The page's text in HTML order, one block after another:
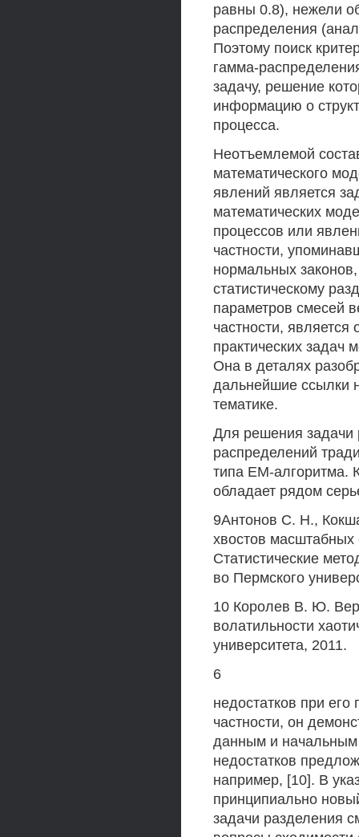
равны 0.8), нежели
распределения
Поэтому поиск
гамма-
задачу, решение
информацию о
процесса.
Неотъемлемой
математического
явлений является
математических
процессов или
частности,
нормальных
статистическому
параметров смесей
частности,
практических задач
Она в деталях
дальнейшие ссылки
тематике.
Для решения задачи
распределений
типа ЕМ-алгоритма.
обладает рядом
9Антонов С. Н.,
хвостов
Статистические
во Пермского
10 Королев В. Ю.
волатильности
университета, 2011.
6
недостатков при
частности, он
данным и
недостатков
например, [10]. В
принципиально
задачи разделения